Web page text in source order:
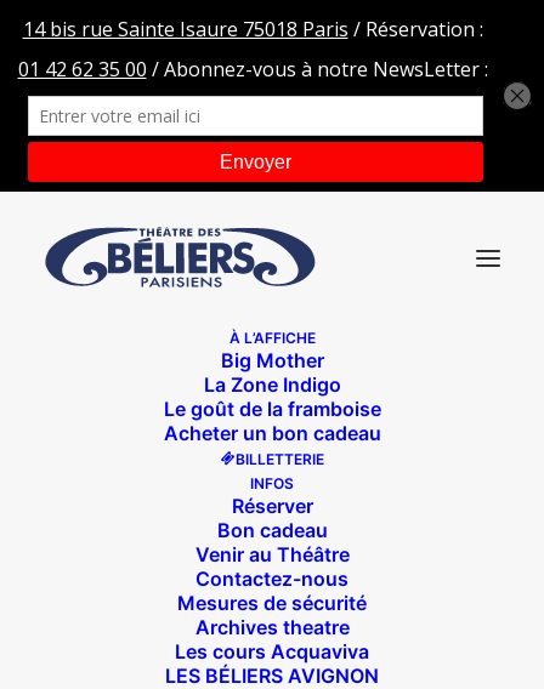
À L’AFFICHE
Big Mother
La Zone Indigo
Le goût de la framboise
Acheter un bon cadeau
BILLETTERIE
INFOS
Réserver
Bon cadeau
Venir au Théâtre
Contactez-nous
Mesures de sécurité
Archives theatre
Les cours Acquaviva
LES BÉLIERS AVIGNON